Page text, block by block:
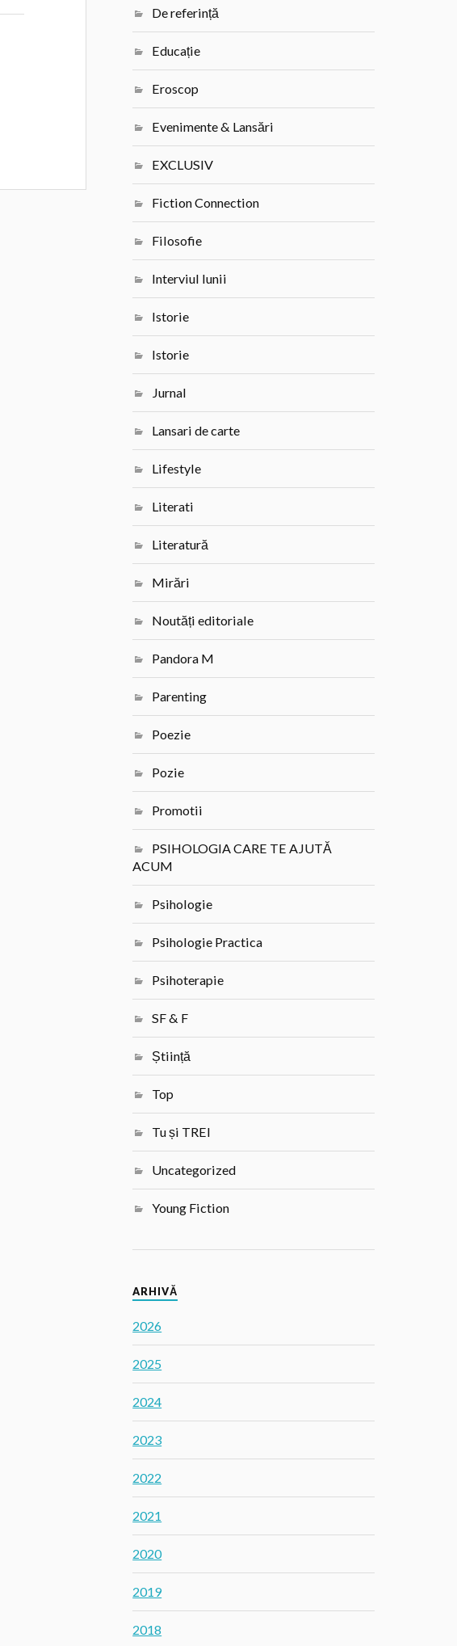
De referință
Educație
Eroscop
Evenimente & Lansări
EXCLUSIV
Fiction Connection
Filosofie
Interviul lunii
Istorie
Istorie
Jurnal
Lansari de carte
Lifestyle
Literati
Literatură
Mirări
Noutăți editoriale
Pandora M
Parenting
Poezie
Pozie
Promotii
PSIHOLOGIA CARE TE AJUTĂ
ACUM
Psihologie
Psihologie Practica
Psihoterapie
SF & F
Știință
Top
Tu și TREI
Uncategorized
Young Fiction
ARHIVĂ
2026
2025
2024
2023
2022
2021
2020
2019
2018